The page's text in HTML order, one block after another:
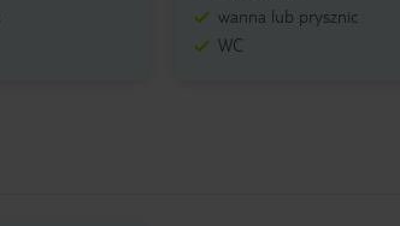
wanna lub prysznic
WC